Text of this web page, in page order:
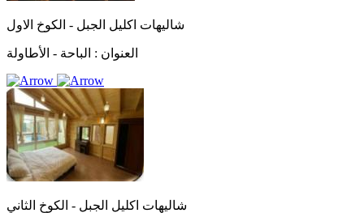
شاليهات اكليل الجبل - الكوخ الاول
العنوان : الباحة - الأطاولة
شاليهات اكليل الجبل - الكوخ الثاني